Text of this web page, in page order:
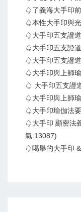
♤了義海大手印
♤本性大手印與
♤大手印五支證
♤大手印五支證
♤大手印五支證
♤大手印與上師
♤ 大手印五支證
♤大手印與上師
♤大手印瑜伽法
♤大手印 顯密法
氣:13087)
♤噶舉的大手印